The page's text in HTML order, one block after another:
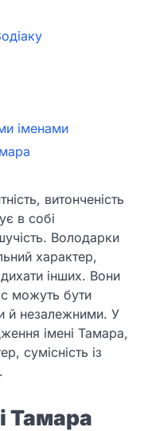
іменами
витонченість
в собі
Володарки
характер,
інших. Вони
можуть бути
й незалежними. У
імені Тамара,
сумісність із
Тамара